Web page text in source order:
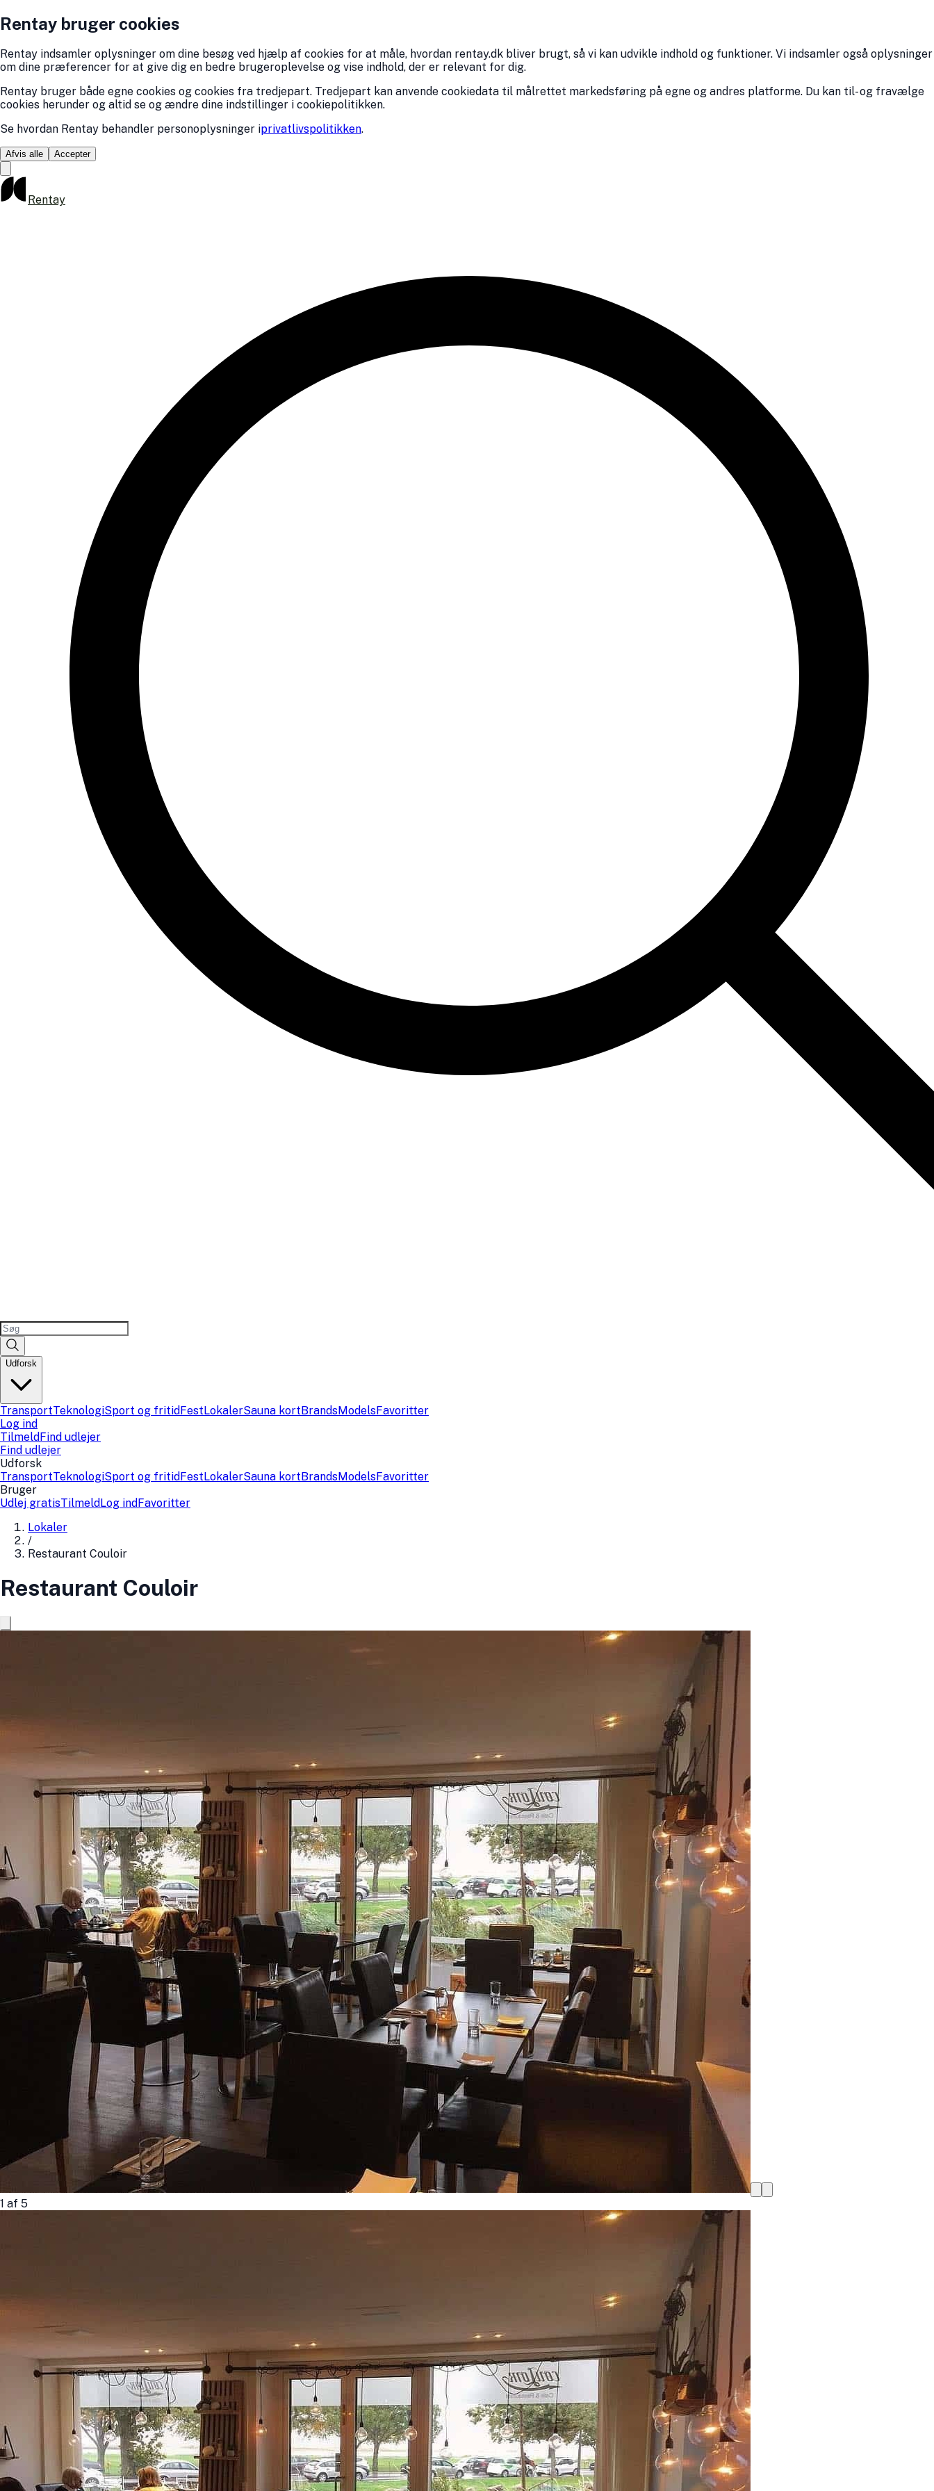
Rentay bruger cookies
Rentay indsamler oplysninger om dine besøg ved hjælp af cookies for at måle, hvordan rentay.dk bliver brugt, så vi kan udvikle indhold og funktioner. Vi indsamler også oplysninger
om dine præferencer for at give dig en bedre brugeroplevelse og vise indhold, der er relevant for dig.
Rentay bruger både egne cookies og cookies fra tredjepart. Tredjepart kan anvende cookiedata til målrettet markedsføring på egne og andres platforme. Du kan til- og fravælge
cookies herunder og altid se og ændre dine indstillinger i cookiepolitikken.
Se hvordan Rentay behandler personoplysninger iprivatlivspolitikken.
Afvis alle Accepter
Rentay
Udforsk
TransportTeknologiSport og fritidFestLokalerSauna kortBrandsModelsFavoritter
Log ind
TilmeldFind udlejer
Find udlejer
Udforsk
TransportTeknologiSport og fritidFestLokalerSauna kortBrandsModelsFavoritter
Bruger
Udlej gratisTilmeldLog indFavoritter
Lokaler
/
Restaurant Couloir
Restaurant Couloir
1 af 5